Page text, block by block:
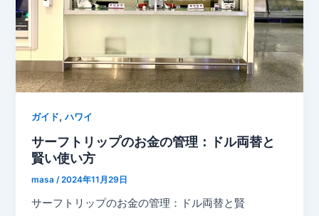
ガイド,ハワイ
サーフトリップのお金の管理：ドル両替と
賢い使い方
masa /2024年11月29日
サーフトリップのお金の管理：ドル両替と賢